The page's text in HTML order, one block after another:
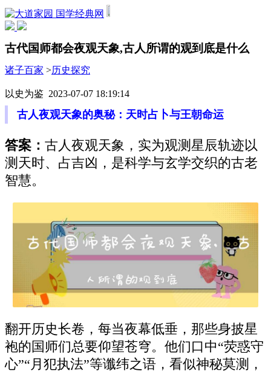
国学经典网
古代国师都会夜观天象,古人所谓的观到底是什么
诸子百家 >历史探究
以史为鉴 2023-07-07 18:19:14
古人夜观天象的奥秘：天时占卜与王朝命运
答案： 古人夜观天象，实为观测星辰轨迹以
测天时、占吉凶，是科学与玄学交织的古老
智慧。
翻开历史长卷，每当夜幕低垂，那些身披星
袍的国师们总要仰望苍穹。他们口中“荧惑守
心”“月犯执法”等谶纬之语，看似神秘莫测，